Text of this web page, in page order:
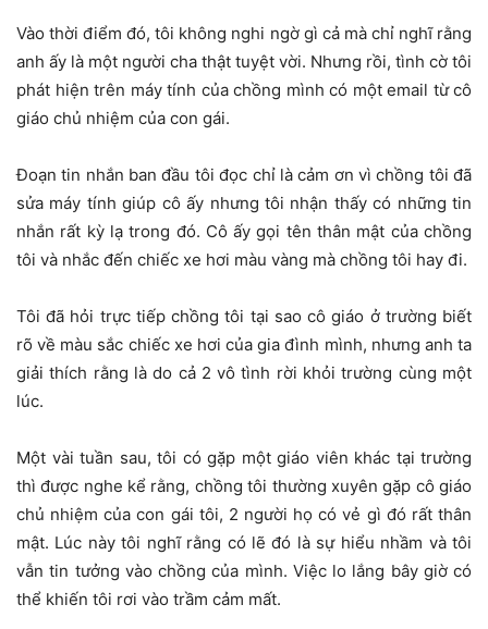
Vào thời điểm đó, tôi không nghi ngờ gì cả mà chỉ nghĩ rằng
anh ấy là một người cha thật tuyệt vời. Nhưng rồi, tình cờ tôi
phát hiện trên máy tính của chồng mình có một email từ cô
giáo chủ nhiệm của con gái.
Đoạn tin nhắn ban đầu tôi đọc chỉ là cảm ơn vì chồng tôi đã
sửa máy tính giúp cô ấy nhưng tôi nhận thấy có những tin
nhắn rất kỳ lạ trong đó. Cô ấy gọi tên thân mật của chồng
tôi và nhắc đến chiếc xe hơi màu vàng mà chồng tôi hay đi.
Tôi đã hỏi trực tiếp chồng tôi tại sao cô giáo ở trường biết
rõ về màu sắc chiếc xe hơi của gia đình mình, nhưng anh ta
giải thích rằng là do cả 2 vô tình rời khỏi trường cùng một
lúc.
Một vài tuần sau, tôi có gặp một giáo viên khác tại trường
thì được nghe kể rằng, chồng tôi thường xuyên gặp cô giáo
chủ nhiệm của con gái tôi, 2 người họ có vẻ gì đó rất thân
mật. Lúc này tôi nghĩ rằng có lẽ đó là sự hiểu nhầm và tôi
vẫn tin tưởng vào chồng của mình. Việc lo lắng bây giờ có
thể khiến tôi rơi vào trầm cảm mất.